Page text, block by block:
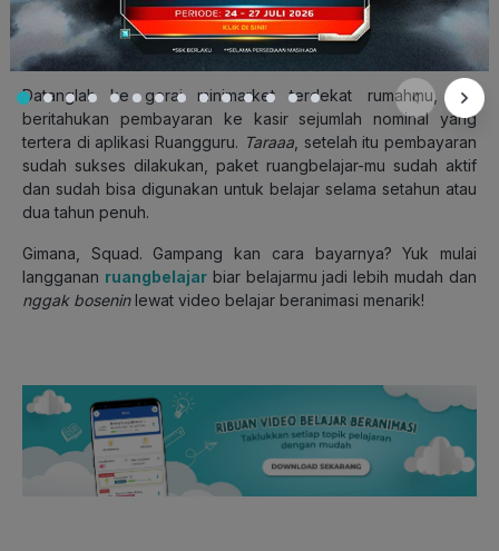
membayar langganan ruangbelajar, kamu akan mendapatkan
kode unik untuk pembayaranmu yang akan kedaluwarsa
dalam 1×24 jam.
Datanglah ke gerai minimarket terdekat rumahmu, lalu
beritahukan pembayaran ke kasir sejumlah nominal yang
tertera di aplikasi Ruangguru. Taraaa, setelah itu pembayaran
sudah sukses dilakukan, paket ruangbelajar-mu sudah aktif
dan sudah bisa digunakan untuk belajar selama setahun atau
dua tahun penuh.
Gimana, Squad. Gampang kan cara bayarnya? Yuk mulai
langganan ruangbelajarbiar belajarmu jadi lebih mudah dan
nggak boseninlewat video belajar beranimasi menarik!